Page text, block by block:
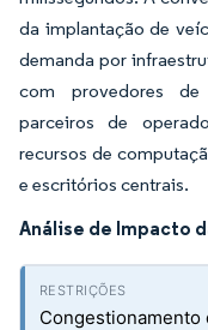
da implantação de
demanda por
com provedores de
parceiros de
recursos de
e escritórios centrais.
Análise de Impacto
Congestionamento